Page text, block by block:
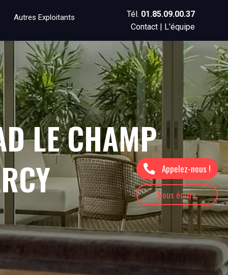
Appelez-nous !
Nous écrire
Autres Exploitants Tél. 01.85.09.00.37
Contact | L'équipe
LE CHAMP